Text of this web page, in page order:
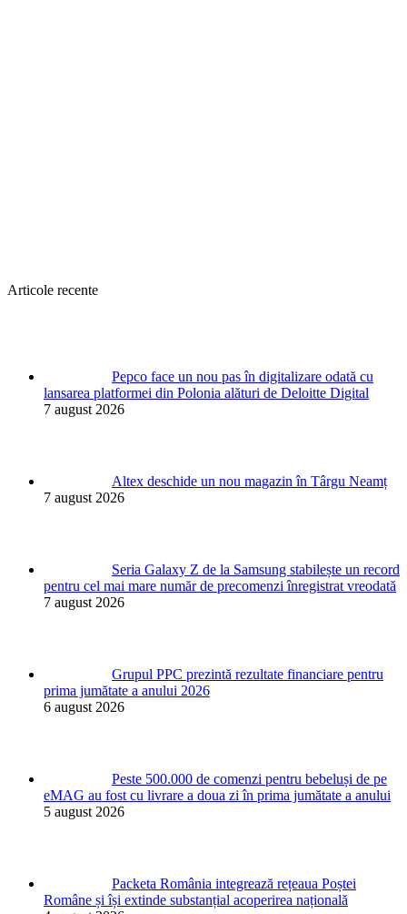
Articole recente
Pepco face un nou pas în digitalizare odată cu
lansarea platformei din Polonia alături de Deloitte Digital
7 august 2026
Altex deschide un nou magazin în Târgu Neamț
7 august 2026
Seria Galaxy Z de la Samsung stabilește un record
pentru cel mai mare număr de precomenzi înregistrat vreodată
7 august 2026
Grupul PPC prezintă rezultate financiare pentru
prima jumătate a anului 2026
6 august 2026
Peste 500.000 de comenzi pentru bebeluși de pe
eMAG au fost cu livrare a doua zi în prima jumătate a anului
5 august 2026
Packeta România integrează rețeaua Poștei
Române și își extinde substanțial acoperirea națională